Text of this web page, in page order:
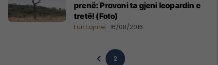
prenë: Provoni ta gjeni leopardin e
tretë! (Foto)
Fun Lajme 16/08/2016
2